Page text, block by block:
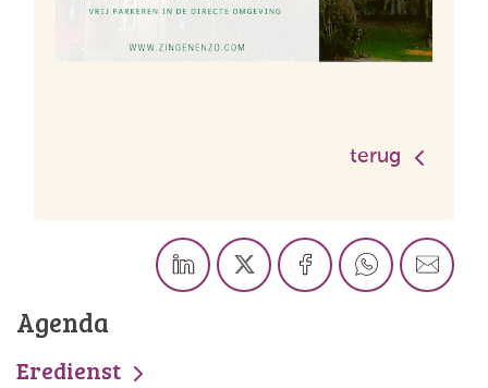
terug
Agenda
Eredienst